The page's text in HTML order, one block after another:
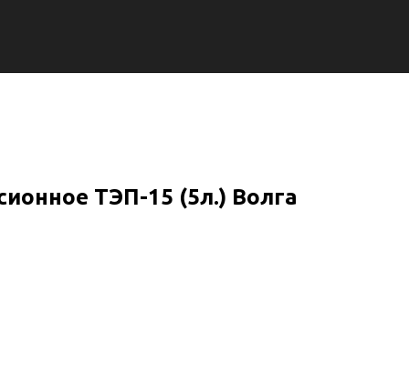
ТЭП-15 (5л.) Волга